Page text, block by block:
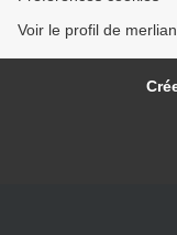
Voir le profil de